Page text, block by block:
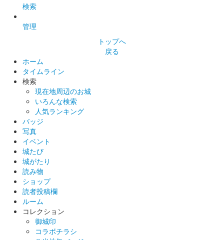
館林城 御城印
館林城 御城印
館林城 御城印
館林城 御城印
販売終了
館林城 御城印
館林城 御城印
検索
管理
トップへ
戻る
ホーム
タイムライン
検索
現在地周辺のお城
いろんな検索
人気ランキング
バッジ
写真
イベント
城たび
城がたり
読み物
ショップ
読者投稿欄
ルーム
コレクション
御城印
コラボチラシ